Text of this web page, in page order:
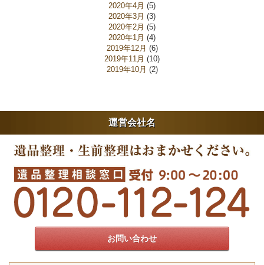
2020年4月 (5)
2020年3月 (3)
2020年2月 (5)
2020年1月 (4)
2019年12月 (6)
2019年11月 (10)
2019年10月 (2)
運営会社名
お問い合わせ